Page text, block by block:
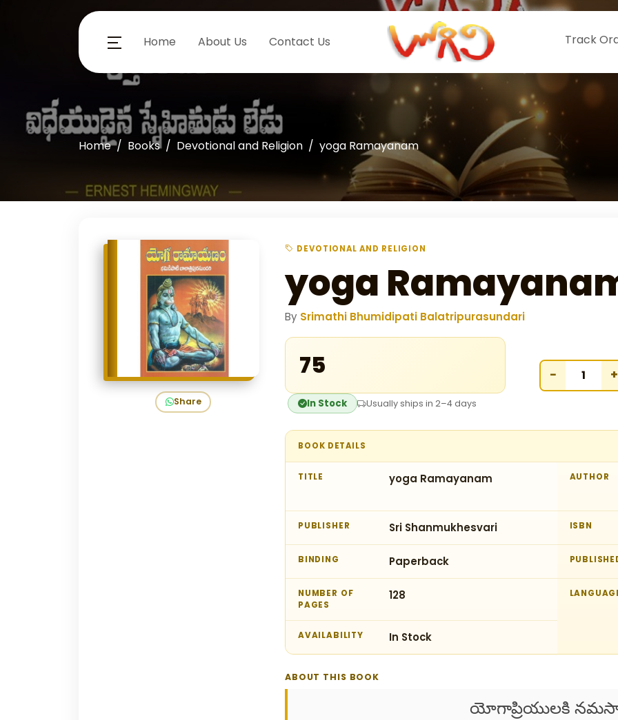
Home About Us Contact Us Track
Home Books Devotional and Religion yoga Ramayanam
Share
DEVOTIONAL AND RELIGION
yoga
By Srimathi Bhumidipati Balatripurasundari
₹75
In Stock Usually ships in 2–4 days
− +
BOOK DETAILS
TITLE yoga Ramayanam AUTHOR
PUBLISHER Sri Shanmukhesvari ISBN
BINDING Paperback
NUMBER OF
PAGES
128
AVAILABILITY In Stock
ABOUT THIS BOOK
యోగాప్రియులకి